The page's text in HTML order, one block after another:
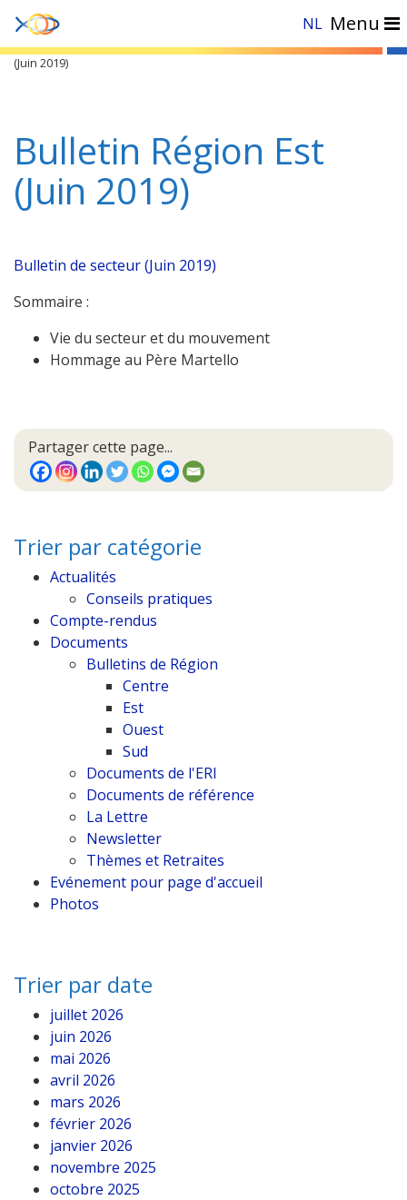
NL Menu
Accueil
(Juin 2019)
Bulletin Région Est
(Juin 2019)
Bulletin de secteur (Juin 2019)
Sommaire :
Vie du secteur et du mouvement
Hommage au Père Martello
Partager cette page...
Trier par catégorie
Actualités
Conseils pratiques
Compte-rendus
Documents
Bulletins de Région
Centre
Est
Ouest
Sud
Documents de l'ERI
Documents de référence
La Lettre
Newsletter
Thèmes et Retraites
Evénement pour page d'accueil
Photos
Trier par date
juillet 2026
juin 2026
mai 2026
avril 2026
mars 2026
février 2026
janvier 2026
novembre 2025
octobre 2025